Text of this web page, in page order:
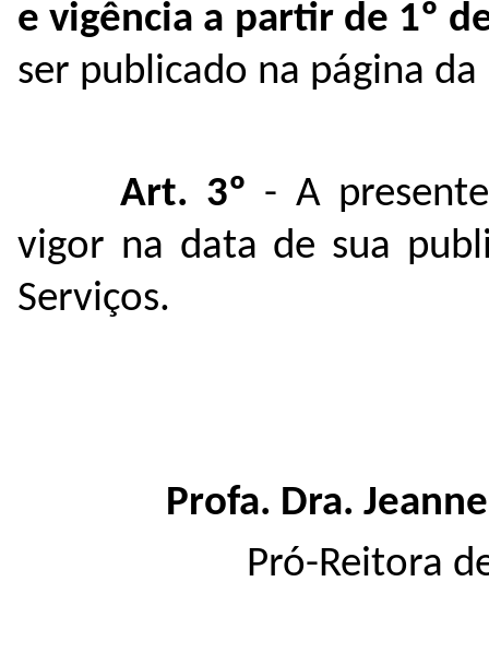
e vigência a partir de 1º
ser publicado na página
Art. 3º - A
vigor na data de sua
Serviços.
Profa. Dra.
Pró-Reitora